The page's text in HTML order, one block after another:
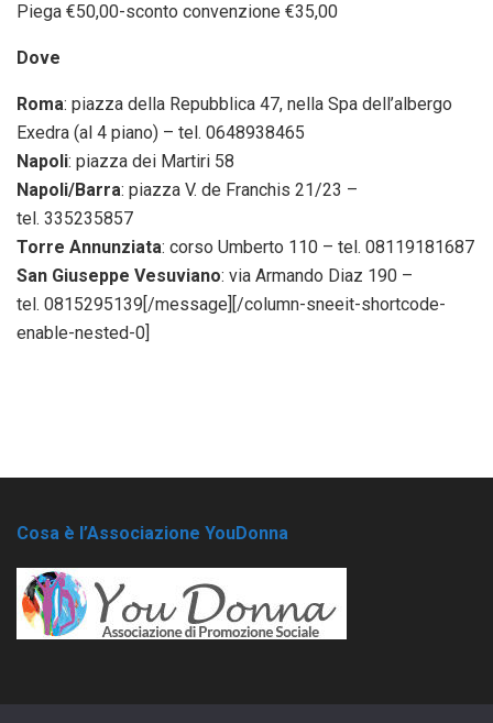
Piega €50,00-sconto convenzione €35,00
Dove
Roma: piazza della Repubblica 47, nella Spa dell’albergo
Exedra (al 4 piano) – tel. 0648938465
Napoli: piazza dei Martiri 58
Napoli/Barra: piazza V. de Franchis 21/23 –
tel. 335235857
Torre Annunziata: corso Umberto 110 – tel. 08119181687
San Giuseppe Vesuviano: via Armando Diaz 190 –
tel. 0815295139[/message][/column-sneeit-shortcode-
enable-nested-0]
Cosa è l’Associazione YouDonna